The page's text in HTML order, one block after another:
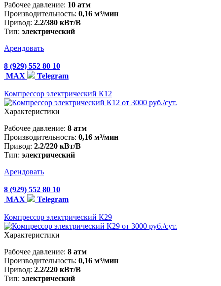
Рабочее давление: 10 атм
Производительность: 0,16 м³/мин
Привод: 2.2/380 кВт/В
Тип: электрический
Арендовать
8 (929) 552 80 10
MAX
Telegram
Компрессор электрический К12
от 3000 руб./сут.
Характеристики
Рабочее давление: 8 атм
Производительность: 0,16 м³/мин
Привод: 2.2/220 кВт/В
Тип: электрический
Арендовать
8 (929) 552 80 10
MAX
Telegram
Компрессор электрический К29
от 3000 руб./сут.
Характеристики
Рабочее давление: 8 атм
Производительность: 0,16 м³/мин
Привод: 2.2/220 кВт/В
Тип: электрический